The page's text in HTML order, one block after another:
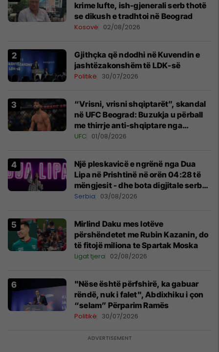
krime lufte, ish-gjenerali serb thotë
se dikush e tradhtoi në Beograd
Kosovë 02/08/2026
Gjithçka që ndodhi në Kuvendin e
jashtëzakonshëm të LDK-së
Politikë 30/07/2026
“Vrisni, vrisni shqiptarët”, skandal
në UFC Beograd: Buzukja u përball
me thirrje anti-shqiptare nga
tribunat
UFC 01/08/2026
Një pleskavicë e ngrënë nga Dua
Lipa në Prishtinë në orën 04:28 të
mëngjesit - dhe bota digjitale serbe
shpall gjendjen e luftës
Serbia 03/08/2026
Mirlind Daku mes lotëve
përshëndetet me Rubin Kazanin, do
të fitojë miliona te Spartak Moska
Ligat tjera 02/08/2026
"Nëse është përfshirë, ka gabuar
rëndë, nuk i falet", Abdixhiku i çon
“selam” Përparim Ramës
Politikë 30/07/2026